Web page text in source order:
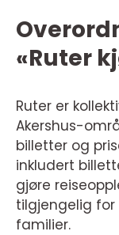
«Ruter
Ruter er
Akershus-
billetter og
inkludert
gjøre
tilgjengelig for
familier.